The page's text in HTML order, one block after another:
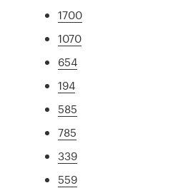
1700
1070
654
194
585
785
339
559